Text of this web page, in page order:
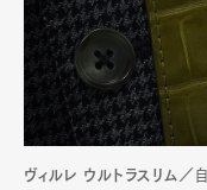
ヴィルレ ウルトラスリム／